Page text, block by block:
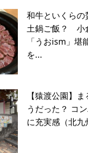
和牛といくらの
土鍋ご飯？ 小
「うおism」堪
を...
【猿渡公園】
うだった？ コ
に充実感（北九